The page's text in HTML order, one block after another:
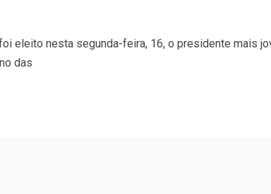
eleito nesta segunda-feira, 16, o presidente mais
das